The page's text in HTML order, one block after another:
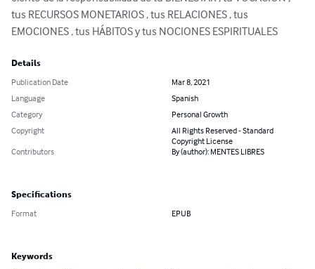
tus RECURSOS MONETARIOS , tus RELACIONES , tus
EMOCIONES , tus HÁBITOS y tus NOCIONES ESPIRITUALES
Details
Publication Date
Mar 8, 2021
Language
Spanish
Category
Personal Growth
Copyright
All Rights Reserved - Standard
Copyright License
Contributors
By (author): MENTES LIBRES
Specifications
Format EPUB
Keywords